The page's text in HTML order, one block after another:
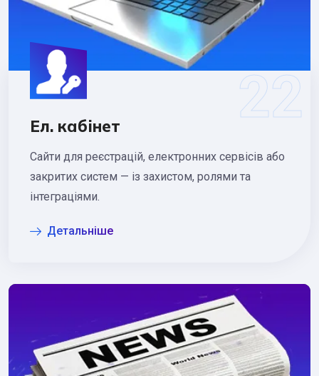
Ел. кабінет
Сайти для реєстрацій, електронних сервісів або
закритих систем — із захистом, ролями та
інтеграціями.
Детальніше